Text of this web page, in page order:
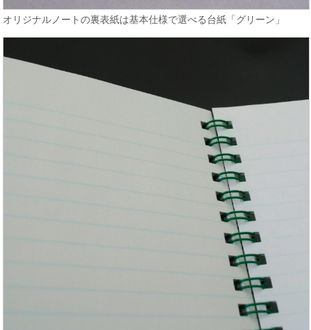
オリジナルノートの裏表紙は基本仕様で選べる台紙「グリーン」